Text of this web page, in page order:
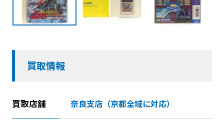
買取情報
買取店舗 奈良支店（京都全域に対応）